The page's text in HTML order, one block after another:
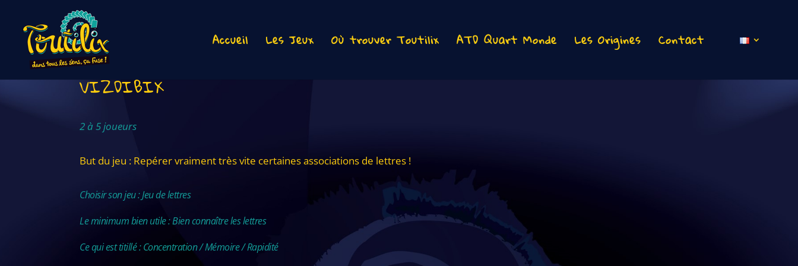
Accueil Les Jeux Où trouver Toutilix ATD Quart Monde Les Origines Contact
VIZDIBIX
2 à 5 joueurs
But du jeu : Repérer vraiment très vite certaines associations de lettres !
Choisir son jeu : Jeu de lettres
Le minimum bien utile : Bien connaître les lettres
Ce qui est titillé : Concentration / Mémoire / Rapidité